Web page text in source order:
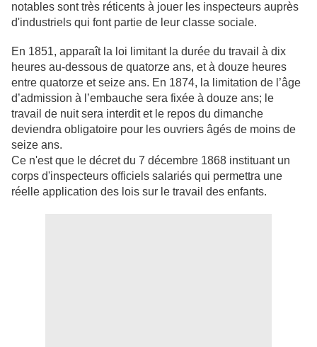
notables sont très réticents à jouer les inspecteurs auprès
d'industriels qui font partie de leur classe sociale.
En 1851, apparaît la loi limitant la durée du travail à dix
heures au-dessous de quatorze ans, et à douze heures
entre quatorze et seize ans. En 1874, la limitation de l’âge
d’admission à l’embauche sera fixée à douze ans; le
travail de nuit sera interdit et le repos du dimanche
deviendra obligatoire pour les ouvriers âgés de moins de
seize ans.
Ce n'est que le décret du 7 décembre 1868 instituant un
corps d'inspecteurs officiels salariés qui permettra une
réelle application des lois sur le travail des enfants.